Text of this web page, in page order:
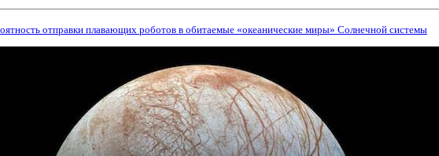
отправки плавающих роботов в обитаемые «океанические миры» Солнечной системы